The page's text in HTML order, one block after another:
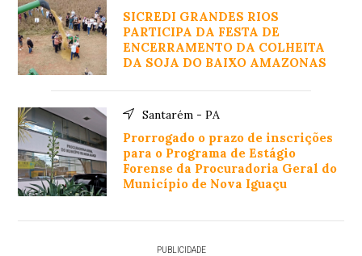
SICREDI GRANDES RIOS
PARTICIPA DA FESTA DE
ENCERRAMENTO DA COLHEITA
DA SOJA DO BAIXO AMAZONAS
Santarém - PA
Prorrogado o prazo de inscrições
para o Programa de Estágio
Forense da Procuradoria Geral do
Município de Nova Iguaçu
PUBLICIDADE